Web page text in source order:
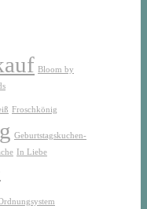
Bloom by
Froschkönig
Geburtstagskuchen-
In Liebe